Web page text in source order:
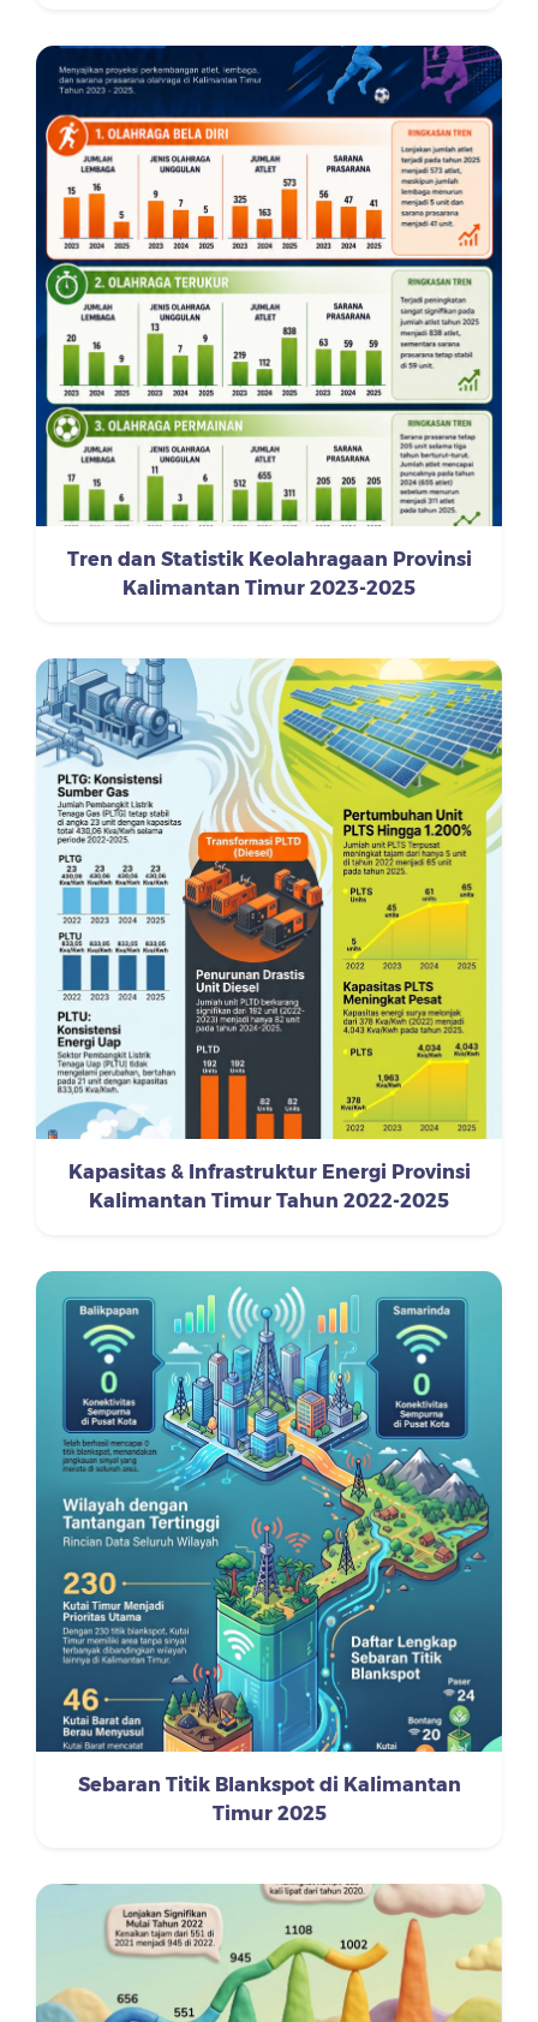
Tren dan Statistik Keolahragaan Provinsi
Kalimantan Timur 2023-2025
Kapasitas & Infrastruktur Energi Provinsi
Kalimantan Timur Tahun 2022-2025
Sebaran Titik Blankspot di Kalimantan
Timur 2025